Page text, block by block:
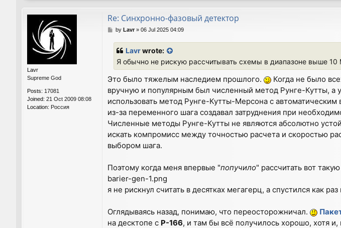
Lavr
Supreme God
Posts: 17081
Joined: 21 Oct 2009 08:08
Location: Россия
Re: Синхронно-фазовый детектор
Pby Lavr» 06 Jul 2025 04:09
Lavrwrote:
Я обычно не рискую рассчитывать схемы в диапазоне выше 10
Это было тяжелым наследием прошлого.
Когда не было
вручную и популярным был численный метод Рунге-Кутты, а
использовать метод Рунге-Кутты-Мерсона с
из-за переменного шага создавал затруднения при
Численные методы Рунге-Кутты не являются абсолютно
искать компромисс между точностью расчета и скоростью
выбором шага.
Поэтому когда меня впервые "попучило" рассчитать вот
barier-gen-1.png
я не рискнул считать в десятках мегагерц, а спустился как раз
Оглядываясь назад, понимаю, что переосторожничал.
на десктопе с P-166, и там бы всё получилось хорошо, хотя